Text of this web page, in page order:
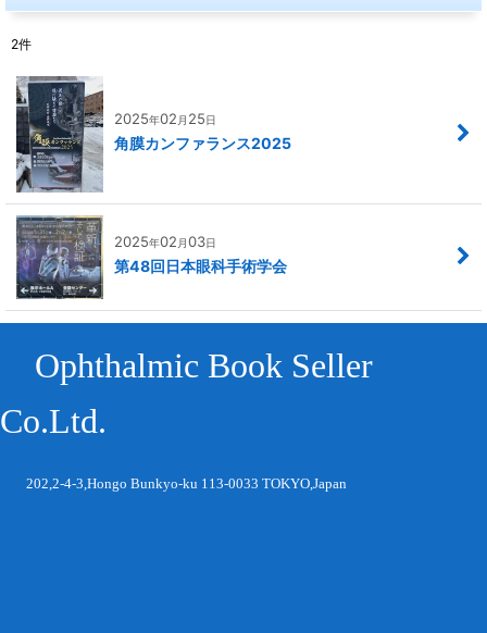
2件
2025年02 月 25日
角膜カンファランス2025
2025年02 月03日
第48回日本眼科手術学会
Ophthalmic Book Seller
Co.Ltd.
202,2-4-3,Hongo Bunkyo-ku 113-0033 TOKYO,Japan